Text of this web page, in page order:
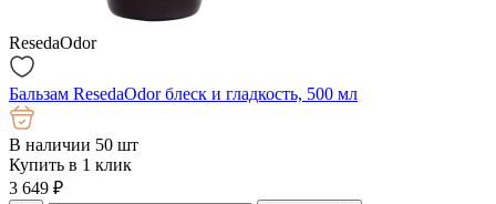
ResedaOdor
Бальзам ResedaOdor блеск и гладкость, 500 мл
В наличии 50 шт
Купить в 1 клик
3 649 ₽